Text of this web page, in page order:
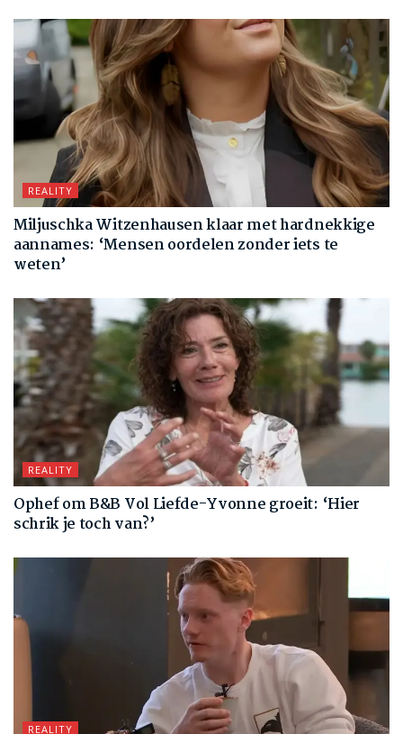
REALITY
Miljuschka Witzenhausen klaar met hardnekkige
aannames: ‘Mensen oordelen zonder iets te
weten’
REALITY
Ophef om B&B Vol Liefde-Yvonne groeit: ‘Hier
schrik je toch van?’
REALITY